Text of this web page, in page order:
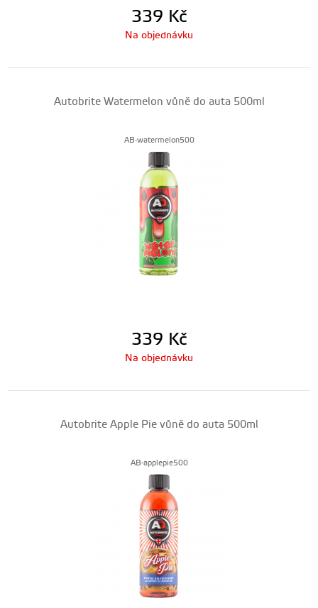
339 Kč
Na objednávku
Autobrite Watermelon vůně do auta 500ml
AB-watermelon500
339 Kč
Na objednávku
Autobrite Apple Pie vůně do auta 500ml
AB-applepie500